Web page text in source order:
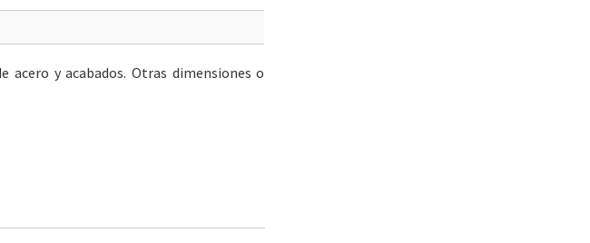
acero y acabados. Otras dimensiones o